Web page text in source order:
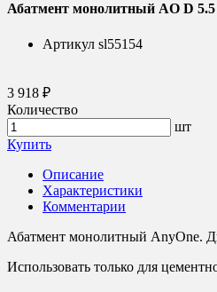
Абатмент монолитный AO D 5.5
Артикул sl55154
3 918 ₽
Количество
шт
Купить
Описание
Характеристики
Комментарии
Абатмент монолитный AnyOne.
Использовать только для